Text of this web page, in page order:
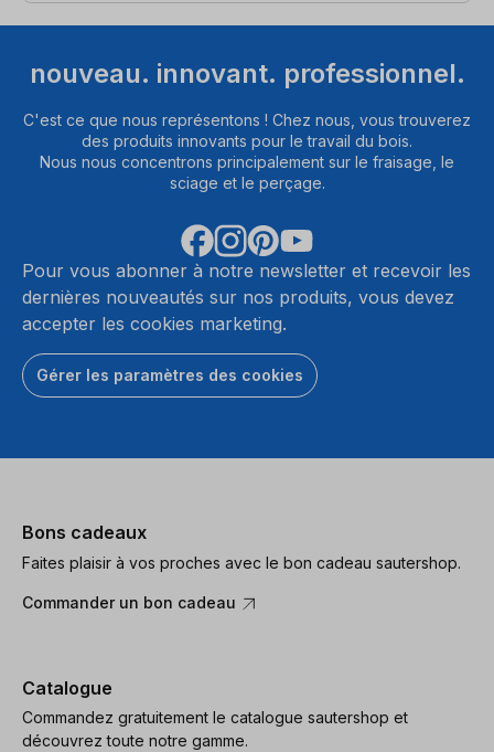
nouveau. innovant. professionnel.
C'est ce que nous représentons ! Chez nous, vous trouverez
des produits innovants pour le travail du bois.
Nous nous concentrons principalement sur le fraisage, le
sciage et le perçage.
Pour vous abonner à notre newsletter et recevoir les
dernières nouveautés sur nos produits, vous devez
accepter les cookies marketing.
Gérer les paramètres des cookies
Bons cadeaux
Faites plaisir à vos proches avec le bon cadeau sautershop.
Commander un bon cadeau
Catalogue
Commandez gratuitement le catalogue sautershop et
découvrez toute notre gamme.